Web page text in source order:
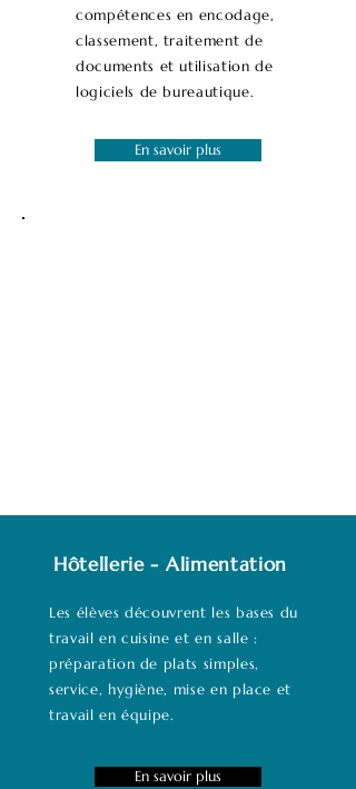
compétences en encodage,
classement, traitement de
documents et utilisation de
logiciels de bureautique.
En savoir plus
Hôtellerie - Alimentation
Les élèves découvrent les bases du
travail en cuisine et en salle :
préparation de plats simples,
service, hygiène, mise en place et
travail en équipe.
En savoir plus